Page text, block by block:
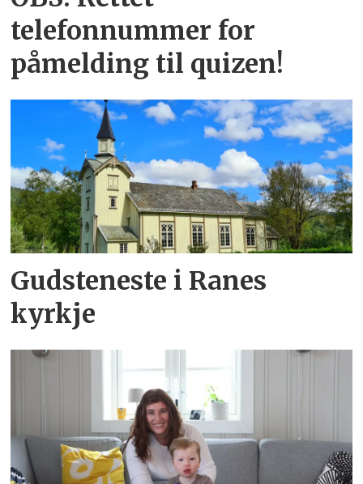
telefonnummer for
påmelding til quizen!
Gudsteneste i Ranes
kyrkje